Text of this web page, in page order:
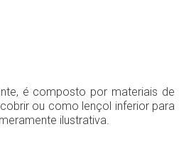
é composto por materiais de
ou como lençol inferior para
ilustrativa.